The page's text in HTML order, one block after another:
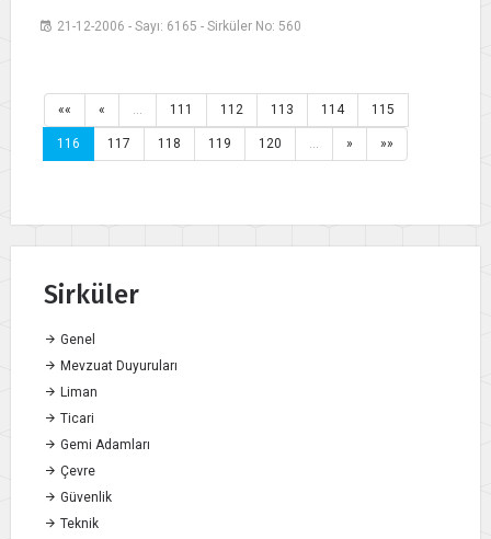
21-12-2006 - Sayı: 6165 - Sirküler No: 560
«« « … 111 112 113 114 115
116 117 118 119 120 … » »»
Sirküler
Genel
Mevzuat Duyuruları
Liman
Ticari
Gemi Adamları
Çevre
Güvenlik
Teknik